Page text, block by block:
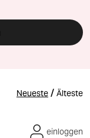
Neueste / Älteste
einloggen